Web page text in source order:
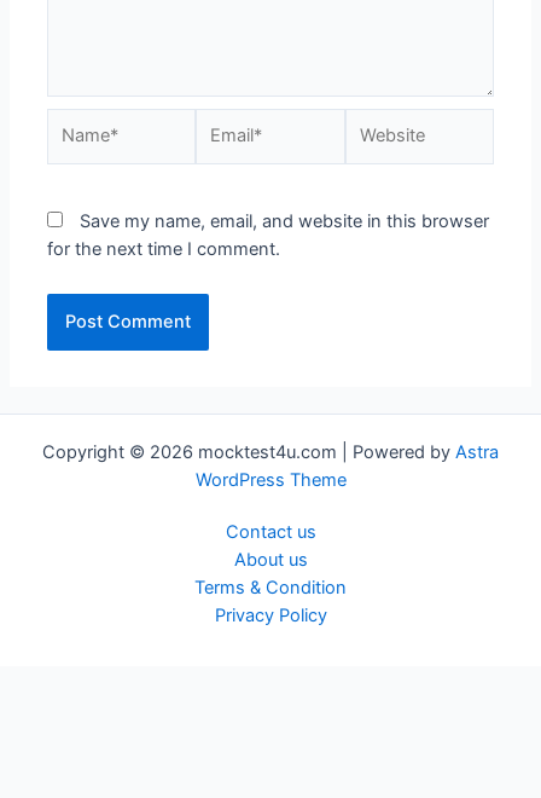
Save my name, email, and website in this browser
for the next time I comment.
Copyright © 2026 mocktest4u.com | Powered by Astra
WordPress Theme
Contact us
About us
Terms & Condition
Privacy Policy